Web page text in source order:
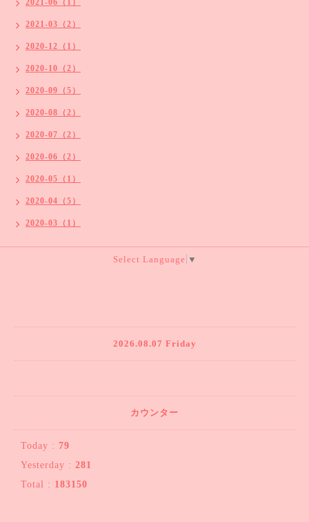
2021-06（1）
2021-03（2）
2020-12（1）
2020-10（2）
2020-09（5）
2020-08（2）
2020-07（2）
2020-06（2）
2020-05（1）
2020-04（5）
2020-03（1）
Select Language ▼
2026.08.07 Friday
カウンター
Today : 79
Yesterday : 281
Total : 183150